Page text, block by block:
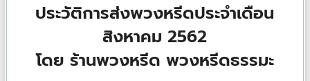
ประวัติการส่งพวงหรีดประจำเดือน
สิงหาคม 2562
โดย ร้านพวงหรีด พวงหรีดธรรมะ